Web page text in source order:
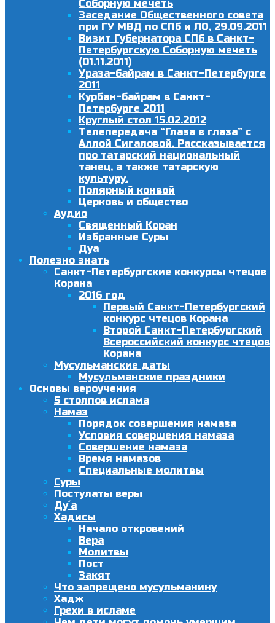
Соборную мечеть
Заседание Общественного совета
при ГУ МВД по СПб и ЛО, 29.09.2011
Визит Губернатора СПб в Санкт-
Петербургскую Соборную мечеть
(01.11.2011)
Ураза-байрам в Санкт-Петербурге
2011
Курбан-байрам в Санкт-
Петербурге 2011
Круглый стол 15.02.2012
Телепередача “Глаза в глаза” с
Аллой Сигаловой. Рассказывается
про татарский национальный
танец, а также татарскую
культуру.
Полярный конвой
Церковь и общество
Аудио
Священный Коран
Избранные Суры
Дуа
Полезно знать
Санкт-Петербургские конкурсы чтецов
Корана
2016 год
Первый Санкт-Петербургский
конкурс чтецов Корана
Второй Санкт-Петербургский
Всероссийский конкурс чтецов
Корана
Мусульманские даты
Мусульманские праздники
Основы вероучения
5 столпов ислама
Намаз
Порядок совершения намаза
Условия совершения намаза
Совершение намаза
Время намазов
Специальные молитвы
Суры
Постулаты веры
Ду´а
Хадисы
Начало откровений
Вера
Молитвы
Пост
Закят
Что запрещено мусульманину
Хадж
Грехи в исламе